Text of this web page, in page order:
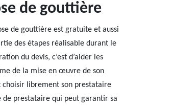
de gouttière
de gouttière est gratuite et aussi
des étapes réalisable durant le
du devis, c’est d’aider les
de la mise en œuvre de son
choisir librement son prestataire
prestataire qui peut garantir sa